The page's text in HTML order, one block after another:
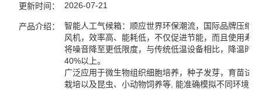
LED红蓝光植物生长箱
查看全部 >>
更新时间： 2026-07-21
产品介绍：
智能人工气候箱：顺应世界环保潮流，国际品牌压缩
风机，效率高、能耗低，不仅促进节能，而且使用寿
将噪音降至更低限度，与传统低温设备相比，降温时
40%以上。
广泛应用于微生物组织细胞培养，种子发芽，育苗试
栽培以及昆虫、小动物饲养等, 能准确模拟不同环境气